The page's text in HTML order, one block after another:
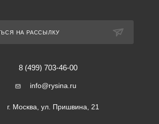
НА РАССЫЛКУ
8 (499) 703-46-00
info@rysina.ru
г. Москва, ул. Пришвина, 21